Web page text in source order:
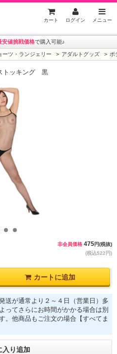
カート ログイン メニュー
安値挑戦価格で購入可能♪
ーツ・ランジェリー アダルトグッズ ボ
トッキング 黒
非会員価格 475円(税抜)
(税込522円)
カートに追加
送が通常より２～４日（営業日）多
ってさらにお時間がかかる場合は別
。他商品もご注文の場合【すべてま
入り追加